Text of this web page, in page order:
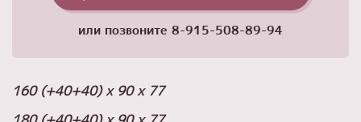
или позвоните 8-915-508-89-94
160 (+40+40) х 90 х 77